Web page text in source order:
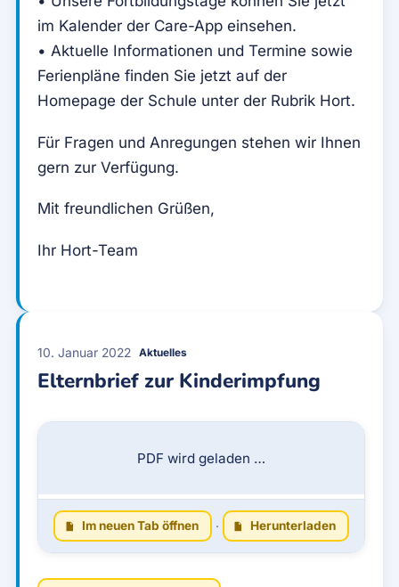
im Kalender der Care-App einsehen.
• Aktuelle Informationen und Termine sowie
Ferienpläne finden Sie jetzt auf der
Homepage der Schule unter der Rubrik Hort.
Für Fragen und Anregungen stehen wir Ihnen
gern zur Verfügung.
Mit freundlichen Grüßen,
Ihr Hort-Team
10. Januar 2022 Aktuelles
Elternbrief zur Kinderimpfung
PDF wird geladen …
Im neuen Tab öffnen · Herunterladen